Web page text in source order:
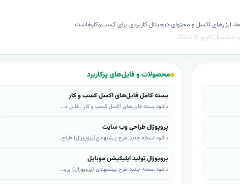
ابزارهای اکسل و محتوای دیجیتال کاربردی برای کسب‌وکارهاست.
محصولات و فایل‌های پرکاربرد
بسته کامل فایل‌های اکسل کسب و کار
دانلود بسته فایل‌های اکسل کسب و کار ، فایل ه...
پروپوزال طراحي وب سايت
دانلود نسخه جدید طرح پيشنهادي(پروپوزال) طراح...
پروپوزال تولید اپلیکیشن موبایل
دانلود نسخه جدید طرح پیشنهادی (پروپوزال) پرو...